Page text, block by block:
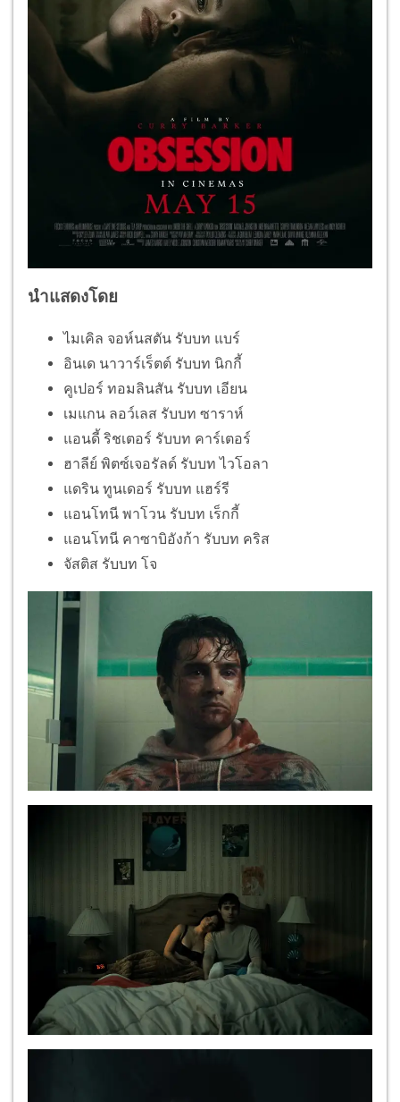
นำแสดงโดย
ไมเคิล จอห์นสตัน รับบท แบร์
อินเด นาวาร์เร็ตต์ รับบท นิกกี้
คูเปอร์ ทอมลินสัน รับบท เอียน
เมแกน ลอว์เลส รับบท ซาราห์
แอนดี้ ริชเตอร์ รับบท คาร์เตอร์
ฮาลีย์ พิตซ์เจอรัลด์ รับบท ไวโอลา
แดริน ทูนเดอร์ รับบท แฮร์รี
แอนโทนี พาโวน รับบท เร็กกี้
แอนโทนี คาซาบิอังก้า รับบท คริส
จัสติส รับบท โจ